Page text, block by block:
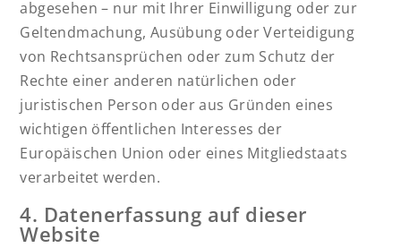
abgesehen – nur mit Ihrer Einwilligung oder zur
Geltendmachung, Ausübung oder Verteidigung
von Rechtsansprüchen oder zum Schutz der
Rechte einer anderen natürlichen oder
juristischen Person oder aus Gründen eines
wichtigen öffentlichen Interesses der
Europäischen Union oder eines Mitgliedstaats
verarbeitet werden.
4. Datenerfassung auf dieser
Website